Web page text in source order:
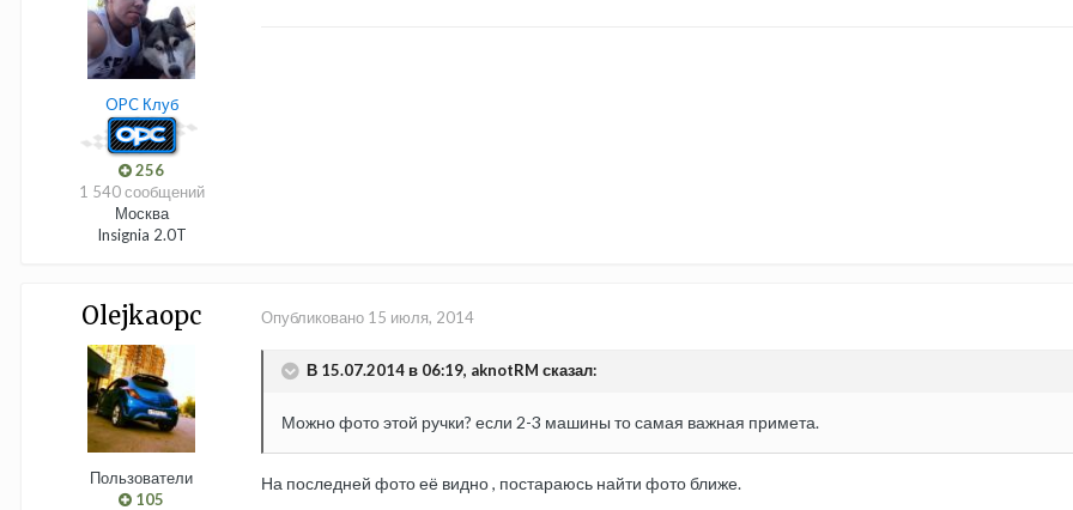
OPC Клуб
256
1 540 сообщений
Москва
Insignia 2.0T
Olejkaopc
Пользователи
105
Опубликовано 15 июля, 2014
В 15.07.2014 в 06:19, aknotRM сказал:
Можно фото этой ручки? если 2-3 машины то самая важная примета.
На последней фото её видно , постараюсь найти фото ближе.